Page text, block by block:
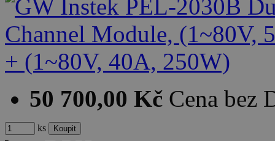
50 700,00 Kč Cena bez
ks